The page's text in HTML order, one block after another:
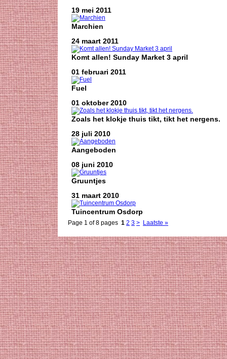
19 mei 2011
Marchien
24 maart 2011
Komt allen! Sunday Market 3 april
01 februari 2011
Fuel
01 oktober 2010
Zoals het klokje thuis tikt, tikt het nergens.
28 juli 2010
Aangeboden
08 juni 2010
Gruuntjes
31 maart 2010
Tuincentrum Osdorp
Page 1 of 8 pages 1 2 3 > Laatste »